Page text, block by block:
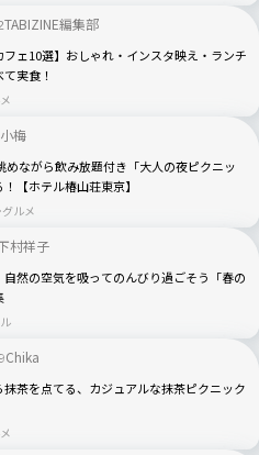
TABIZINE編集部
フェ10選】おしゃれ・インスタ映え・ランチ
実食！
小梅
めながら飲み放題付き「大人の夜ピクニッ
【ホテル椿山荘東京】
グルメ
村祥子
自然の空気を吸ってのんびり過ごそう「春の
Chika
茶を点てる、カジュアルな抹茶ピクニック